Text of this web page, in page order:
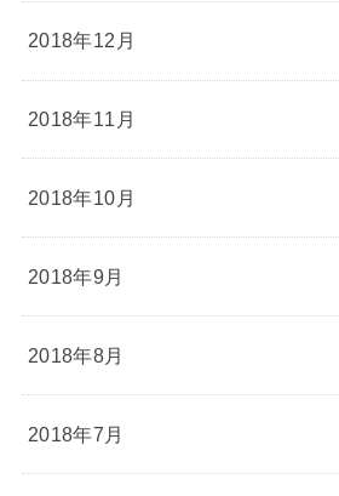
2018年12月
2018年11月
2018年10月
2018年9月
2018年8月
2018年7月